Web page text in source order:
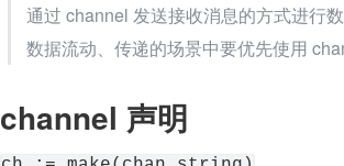
通过 channel 发送接收消息的方式进行
数据流动、传递的场景中要优先使用
channel 声明